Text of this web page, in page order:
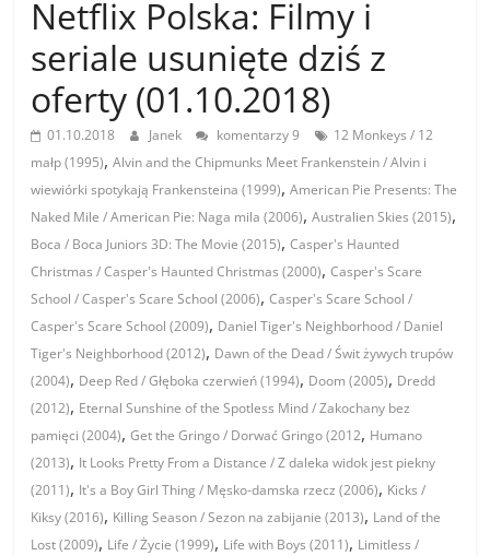
Netflix Polska: Filmy i
seriale usunięte dziś z
oferty (01.10.2018)
01.10.2018 Janek komentarzy 9
12 Monkeys / 12
małp (1995),Alvin and the Chipmunks Meet Frankenstein / Alvin i
wiewiórki spotykają Frankensteina (1999),American Pie Presents: The
Naked Mile / American Pie: Naga mila (2006),Australien Skies (2015),
Boca / Boca Juniors 3D: The Movie (2015),Casper's Haunted
Christmas / Casper's Haunted Christmas (2000),Casper's Scare
School / Casper's Scare School (2006),Casper's Scare School /
Casper's Scare School (2009), Daniel Tiger's Neighborhood / Daniel
Tiger's Neighborhood (2012), Dawn of the Dead / Świt żywych trupów
(2004), Deep Red / Głęboka czerwień (1994), Doom (2005), Dredd
(2012), Eternal Sunshine of the Spotless Mind / Zakochany bez
pamięci (2004),Get the Gringo / Dorwać Gringo (2012, Humano
(2013), It Looks Pretty From a Distance / Z daleka widok jest piekny
(2011), It's a Boy Girl Thing / Męsko-damska rzecz (2006), Kicks /
Kiksy (2016), Killing Season / Sezon na zabijanie (2013), Land of the
Lost (2009), Life / Życie (1999), Life with Boys (2011), Limitless /